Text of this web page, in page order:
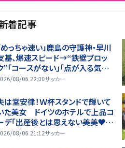
着記事
めっちゃ速い」鹿島の守護神・早川
基、爆速スピード→“鉄壁ブロッ
”「コースがない」「点が入る気が
ない」驚異の判断力と飛び出しで
08/06 22:00サッカー
は堂安律！Ｗ杯スタンドで輝いて
た美女 ドイツのホテルで上品コ
デ「出産後とは思えない美美♥」
本当に可愛い♥」
08/06 21:12サッカー